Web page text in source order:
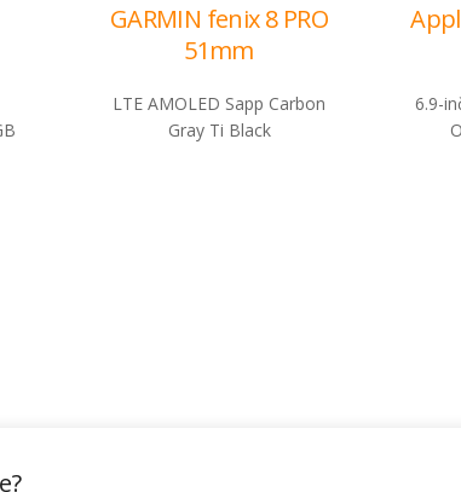
GARMIN fenix 8 PRO
51mm
LTE AMOLED Sapp Carbon
Gray Ti Black
6.9-